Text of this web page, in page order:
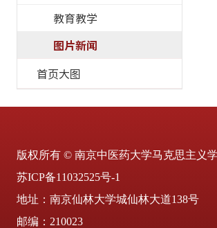
教育教学
图片新闻
首页大图
版权所有 © 南京中医药大学马克思主义
苏ICP备11032525号-1
地址：南京仙林大学城仙林大道138号
邮编：210023